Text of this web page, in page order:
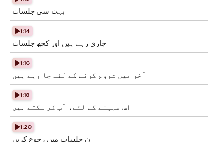
بہت سی جلسات
1:14
جاری رہے ہیں اور کچھ جلسات
1:16
آخر میں شروع کرنے کے لئے جا رہے ہیں
1:18
اس مہینے کے لئے، آپ کر سکتے ہیں
1:20
ان جلسات میں رجوع کریں